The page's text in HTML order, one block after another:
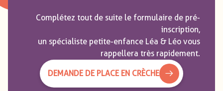
Complétez tout de suite le formulaire de pré-
inscription,
un spécialiste petite-enfance Léa & Léo vous
rappellera très rapidement.
DEMANDE DE PLACE EN CRÈCHE